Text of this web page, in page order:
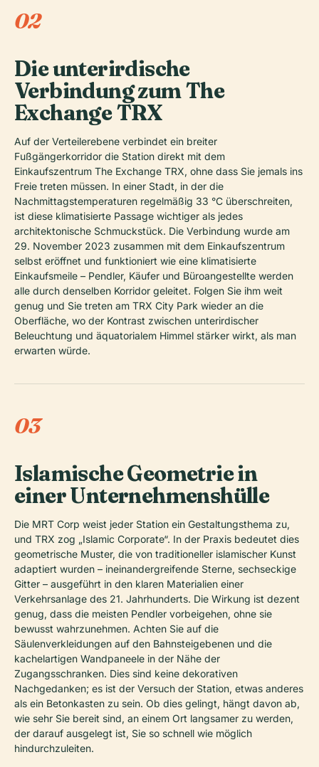
02
Die unterirdische
Verbindung zum The
Exchange TRX
Auf der Verteilerebene verbindet ein breiter
Fußgängerkorridor die Station direkt mit dem
Einkaufszentrum The Exchange TRX, ohne dass Sie jemals ins
Freie treten müssen. In einer Stadt, in der die
Nachmittagstemperaturen regelmäßig 33 °C überschreiten,
ist diese klimatisierte Passage wichtiger als jedes
architektonische Schmuckstück. Die Verbindung wurde am
29. November 2023 zusammen mit dem Einkaufszentrum
selbst eröffnet und funktioniert wie eine klimatisierte
Einkaufsmeile – Pendler, Käufer und Büroangestellte werden
alle durch denselben Korridor geleitet. Folgen Sie ihm weit
genug und Sie treten am TRX City Park wieder an die
Oberfläche, wo der Kontrast zwischen unterirdischer
Beleuchtung und äquatorialem Himmel stärker wirkt, als man
erwarten würde.
03
Islamische Geometrie in
einer Unternehmenshülle
Die MRT Corp weist jeder Station ein Gestaltungsthema zu,
und TRX zog „Islamic Corporate“. In der Praxis bedeutet dies
geometrische Muster, die von traditioneller islamischer Kunst
adaptiert wurden – ineinandergreifende Sterne, sechseckige
Gitter – ausgeführt in den klaren Materialien einer
Verkehrsanlage des 21. Jahrhunderts. Die Wirkung ist dezent
genug, dass die meisten Pendler vorbeigehen, ohne sie
bewusst wahrzunehmen. Achten Sie auf die
Säulenverkleidungen auf den Bahnsteigebenen und die
kachelartigen Wandpaneele in der Nähe der
Zugangsschranken. Dies sind keine dekorativen
Nachgedanken; es ist der Versuch der Station, etwas anderes
als ein Betonkasten zu sein. Ob dies gelingt, hängt davon ab,
wie sehr Sie bereit sind, an einem Ort langsamer zu werden,
der darauf ausgelegt ist, Sie so schnell wie möglich
hindurchzuleiten.